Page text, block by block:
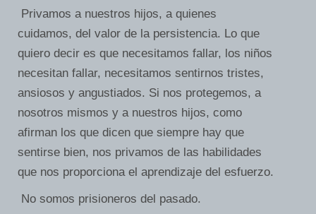
Privamos a nuestros hijos, a quienes
cuidamos, del valor de la persistencia. Lo que
quiero decir es que necesitamos fallar, los niños
necesitan fallar, necesitamos sentirnos tristes,
ansiosos y angustiados. Si nos protegemos, a
nosotros mismos y a nuestros hijos, como
afirman los que dicen que siempre hay que
sentirse bien, nos privamos de las habilidades
que nos proporciona el aprendizaje del esfuerzo.
No somos prisioneros del pasado.